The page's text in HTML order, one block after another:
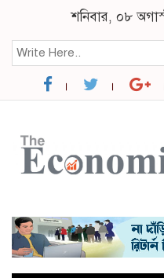
শনিবার, ০৮